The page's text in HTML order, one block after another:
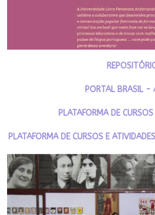
PORTAL BRASIL -
PLATAFORMA DE
PLATAFORMA DE CURSOS E